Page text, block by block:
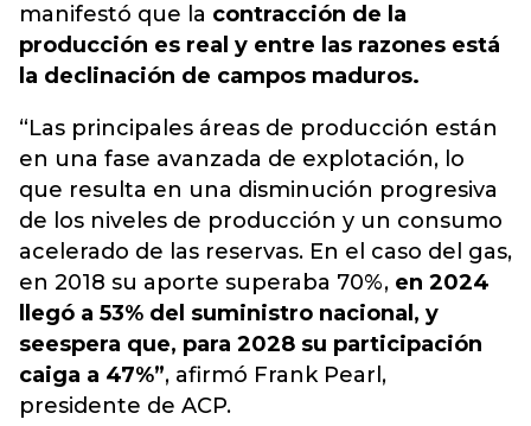
manifestó que la contracción de la
producción es real y entre las razones está
la declinación de campos maduros.
“Las principales áreas de producción están
en una fase avanzada de explotación, lo
que resulta en una disminución progresiva
de los niveles de producción y un consumo
acelerado de las reservas. En el caso del gas,
en 2018 su aporte superaba 70%, en 2024
llegó a 53% del suministro nacional, y
seespera que, para 2028 su participación
caiga a 47%”, afirmó Frank Pearl,
presidente de ACP.